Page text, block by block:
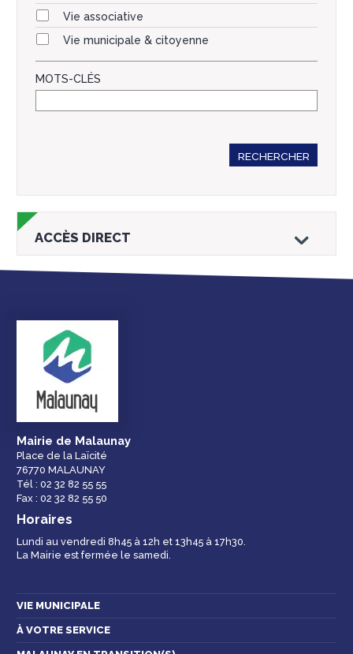
Vie associative
Vie municipale & citoyenne
MOTS-CLÉS
RECHERCHER
ACCÈS DIRECT
Droits et
démarches
Espace famille
Mairie de Malaunay
Place de la Laïcité
76770 MALAUNAY
Tél : 02 32 82 55 55
Fax : 02 32 82 55 50
Horaires
Lundi au vendredi 8h45 à 12h et 13h45 à 17h30.
La Mairie est fermée le samedi.
VIE MUNICIPALE
À VOTRE SERVICE